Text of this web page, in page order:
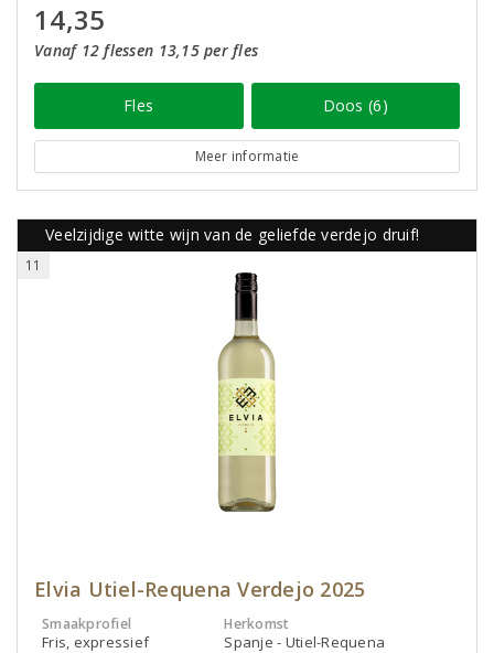
14,35
Vanaf 12 flessen 13,15 per fles
Fles Doos (6)
Meer informatie
Veelzijdige witte wijn van de geliefde verdejo druif!
11
Elvia Utiel-Requena Verdejo 2025
Smaakprofiel
Fris, expressief
Herkomst
Spanje - Utiel-Requena